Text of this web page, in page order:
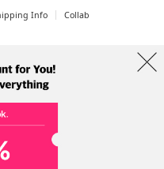
Info Collab
gu, Seoul